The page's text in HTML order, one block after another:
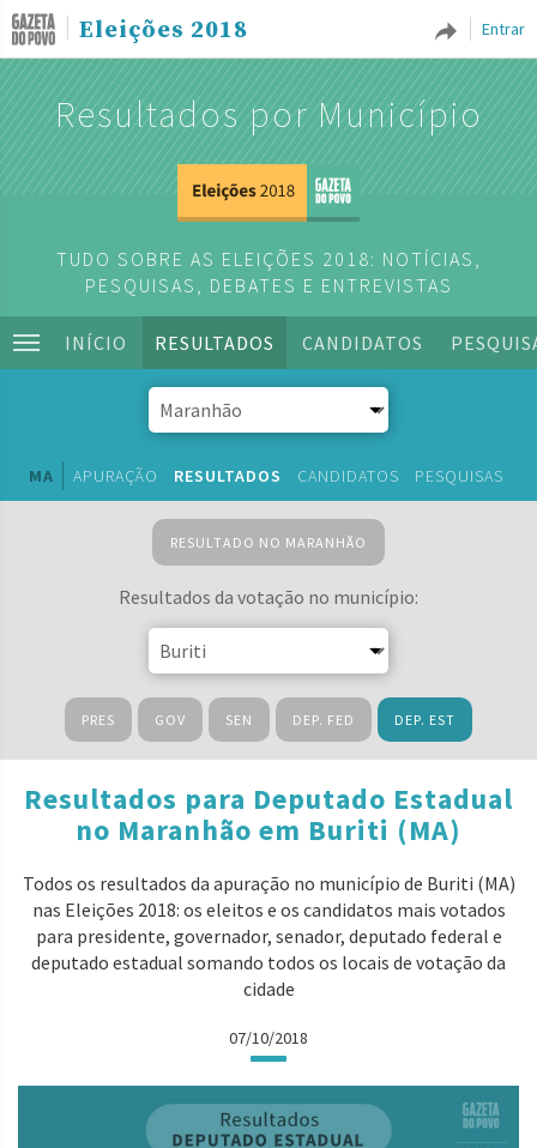
Entrar
Eleições 2018
Resultados por Município
TUDO SOBRE AS ELEIÇÕES 2018: NOTÍCIAS,
PESQUISAS, DEBATES E ENTREVISTAS
INÍCIO RESULTADOS CANDIDATOS
MA APURAÇÃO RESULTADOS CANDIDATOS PESQUISAS
RESULTADO NO MARANHÃO
Resultados da votação no município:
PRES GOV SEN DEP. FED DEP. EST
Resultados para Deputado Estadual
no Maranhão em Buriti (MA)
Todos os resultados da apuração no município de Buriti (MA)
nas Eleições 2018: os eleitos e os candidatos mais votados
para presidente, governador, senador, deputado federal e
deputado estadual somando todos os locais de votação da
cidade
07/10/2018